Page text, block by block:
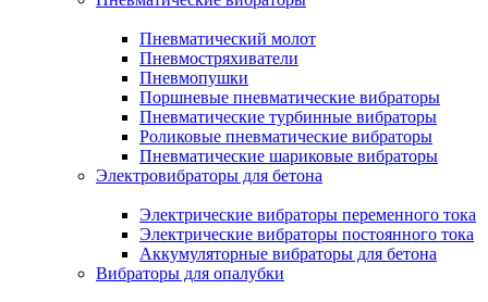
Пневматический молот
Пневмостряхиватели
Пневмопушки
Поршневые пневматические вибраторы
Пневматические турбинные вибраторы
Роликовые пневматические вибраторы
Пневматические шариковые вибраторы
Электровибраторы для бетона
Электрические вибраторы переменного тока
Электрические вибраторы постоянного тока
Аккумуляторные вибраторы для бетона
Вибраторы для опалубки